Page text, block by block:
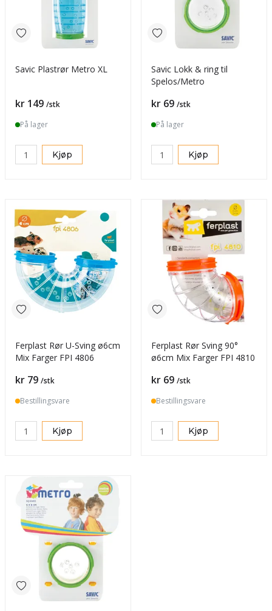
Savic Plastrør Metro XL
Pris
kr 149 /stk
På lager
Kjøp
Savic Lokk & ring til
Spelos/Metro
Pris
kr 69 /stk
På lager
Kjøp
Ferplast Rør U-Sving ø6cm
Mix Farger FPI 4806
Pris
kr 79 /stk
Bestillingsvare
Kjøp
Ferplast Rør Sving 90°
ø6cm Mix Farger FPI 4810
Pris
kr 69 /stk
Bestillingsvare
Kjøp